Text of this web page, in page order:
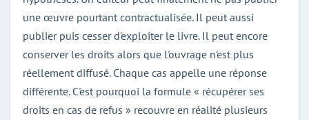
une œuvre pourtant contractualisée. Il peut aussi
publier puis cesser d'exploiter le livre. Il peut encore
conserver les droits alors que l'ouvrage n'est plus
réellement diffusé. Chaque cas appelle une réponse
différente. C'est pourquoi la formule « récupérer ses
droits en cas de refus » recouvre en réalité plusieurs